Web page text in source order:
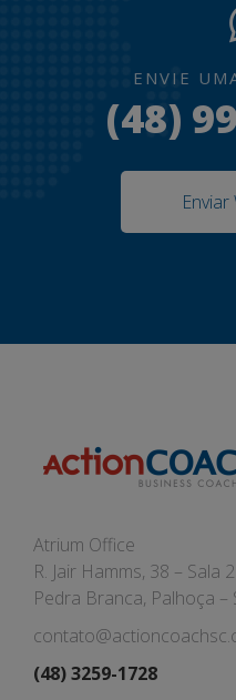
ENVIE
(48)
Atrium Office
R. Jair Hamms, 38 – Sala
Pedra Branca, Palhoça –
(48) 3259-1728